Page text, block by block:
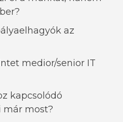
az
medior/senior IT
kapcsolódó
már most?